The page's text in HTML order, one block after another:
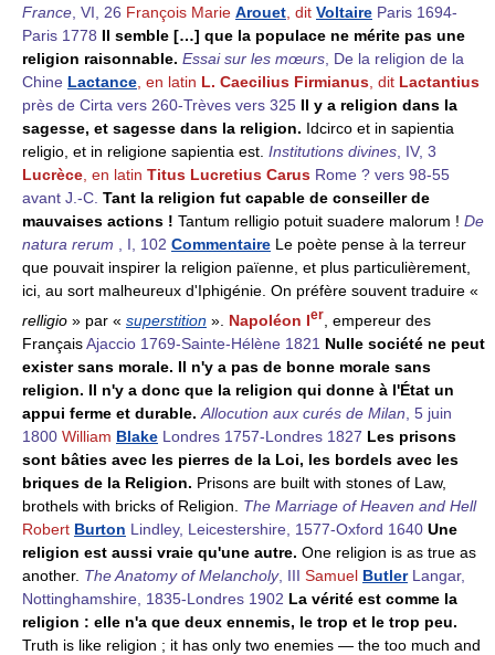
France, VI, 26 François Marie Arouet, dit Voltaire Paris 1694-
Paris 1778 Il semble […] que la populace ne mérite pas une
religion raisonnable. Essai sur les mœurs, De la religion de la
Chine Lactance, en latin L. Caecilius Firmianus, dit Lactantius
près de Cirta vers 260-Trèves vers 325 Il y a religion dans la
sagesse, et sagesse dans la religion. Idcirco et in sapientia
religio, et in religione sapientia est. Institutions divines, IV, 3
Lucrèce, en latin Titus Lucretius Carus Rome ? vers 98-55
avant J.-C. Tant la religion fut capable de conseiller de
mauvaises actions ! Tantum relligio potuit suadere malorum ! De
natura rerum , I, 102 Commentaire Le poète pense à la terreur
que pouvait inspirer la religion païenne, et plus particulièrement,
ici, au sort malheureux d'Iphigénie. On préfère souvent traduire «
relligio » par « superstition ». Napoléon Ier
, empereur des
FrançaisAjaccio 1769-Sainte-Hélène 1821 Nulle société ne peut
exister sans morale. Il n'y a pas de bonne morale sans
religion. Il n'y a donc que la religion qui donne à l'État un
appui ferme et durable. Allocution aux curés de Milan , 5 juin
1800 William Blake Londres 1757-Londres 1827 Les prisons
sont bâties avec les pierres de la Loi, les bordels avec les
briques de la Religion. Prisons are built with stones of Law,
brothels with bricks of Religion. The Marriage of Heaven and Hell
Robert Burton Lindley, Leicestershire, 1577-Oxford 1640 Une
religion est aussi vraie qu'une autre. One religion is as true as
another. The Anatomy of Melancholy, III Samuel Butler Langar,
Nottinghamshire, 1835-Londres 1902 La vérité est comme la
religion : elle n'a que deux ennemis, le trop et le trop peu.
Truth is like religion ; it has only two enemies — the too much and